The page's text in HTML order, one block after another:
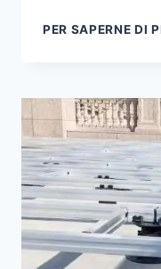
PER SAPERNE DI